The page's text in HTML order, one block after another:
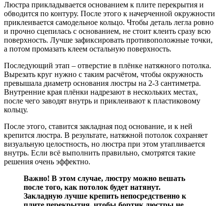
Люстра прикладывается основанием к плите перекрытия и
обводится по контуру. После этого к начерченной окружности
приклеивается самодельное кольцо. Чтобы деталь легла ровно
и прочно сцепилась с основанием, не стоит клеить сразу всю
поверхность. Лучше зафиксировать противоположные точки,
а потом промазать клеем остальную поверхность.
Последующий этап – отверстие в плёнке натяжного потолка.
Вырезать круг нужно с таким расчётом, чтобы окружность
превышала диаметр основания люстры на 2-3 сантиметра.
Внутренние края плёнки надрезают в нескольких местах,
после чего заводят внутрь и приклеивают к пластиковому
кольцу.
После этого, ставится закладная под основание, и к ней
крепится люстра. В результате, натяжной потолок сохраняет
визуальную целостность, но люстра при этом утапливается
внутрь. Если всё выполнить правильно, смотрятся такие
решения очень эффектно.
Важно! В этом случае, люстру можно вешать
после того, как потолок будет натянут.
Закладную лучше крепить непосредственно к